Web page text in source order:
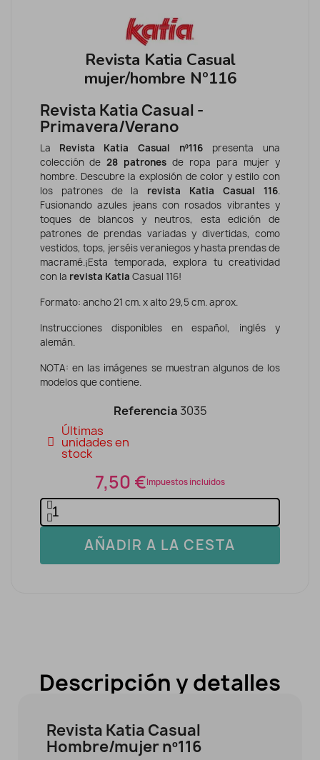
Revista Katia Casual
mujer/hombre Nº116
Revista Katia Casual -
Primavera/Verano
La Revista Katia Casual nº116 presenta una
colección de 28 patrones de ropa para mujer y
hombre. Descubre la explosión de color y estilo con
los patrones de la revista Katia Casual 116.
Fusionando azules jeans con rosados vibrantes y
toques de blancos y neutros, esta edición de
patrones de prendas variadas y divertidas, como
vestidos, tops, jerséis veraniegos y hasta prendas de
macramé.¡Esta temporada, explora tu creatividad
con la revista Katia Casual 116!
Formato: ancho 21 cm. x alto 29,5 cm. aprox.
Instrucciones disponibles en español, inglés y
alemán.
NOTA: en las imágenes se muestran algunos de los
modelos que contiene.
Referencia 3035
Últimas
unidades en
stock
7,50 €Impuestos incluidos
AÑADIR A LA CESTA
Descripción y detalles
Revista Katia Casual
Hombre/mujer nº116